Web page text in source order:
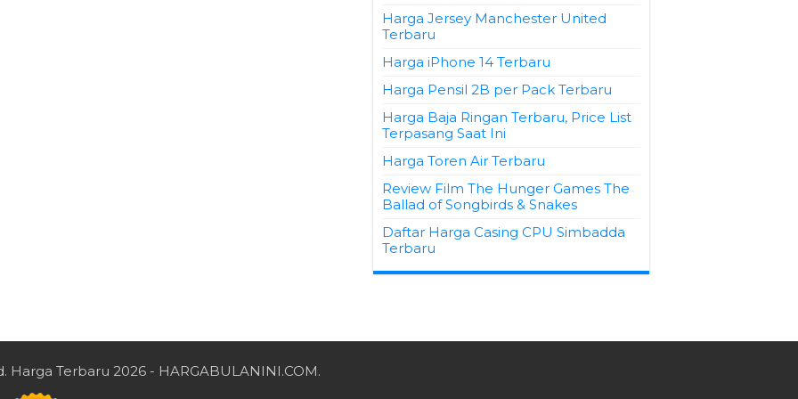
Harga Jersey Manchester United
Terbaru
Harga iPhone 14 Terbaru
Harga Pensil 2B per Pack Terbaru
Harga Baja Ringan Terbaru, Price List
Terpasang Saat Ini
Harga Toren Air Terbaru
Review Film The Hunger Games The
Ballad of Songbirds & Snakes
Daftar Harga Casing CPU Simbadda
Terbaru
Harga Terbaru 2026 - HARGABULANINI.COM.